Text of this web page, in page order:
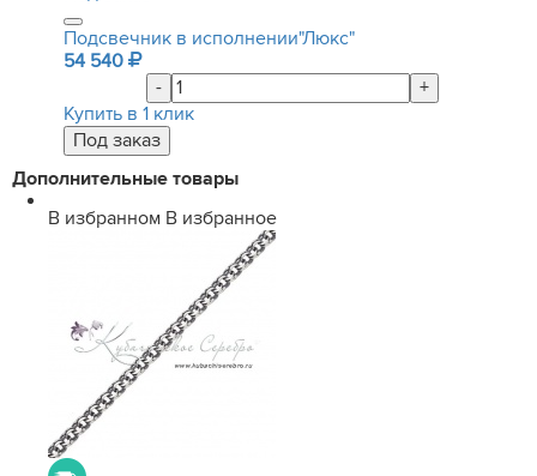
Подсвечник в исполнении"Люкс"
54 540
-
+
Купить в 1 клик
Дополнительные товары
В избранном В избранное